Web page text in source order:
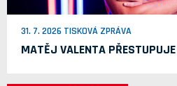
31. 7. 2026 TISKOVÁ ZPRÁVA
MATĚJ VALENTA PŘESTUPUJE